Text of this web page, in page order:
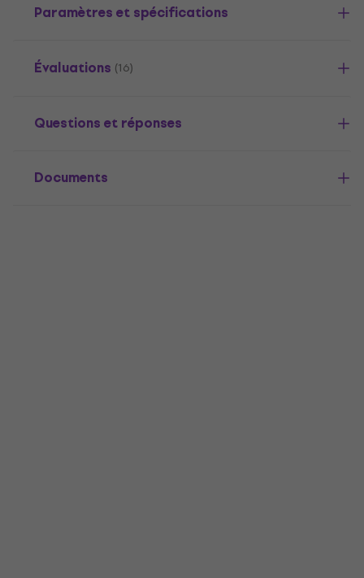
Paramètres et spécifications
Évaluations (16)
Questions et réponses
Documents